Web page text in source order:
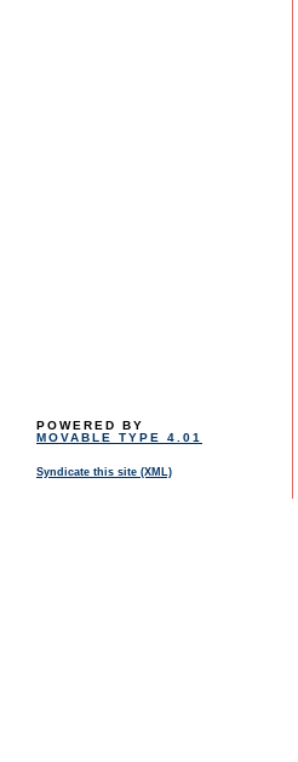
POWERED BY
MOVABLE TYPE 4.01
Syndicate this site (XML)